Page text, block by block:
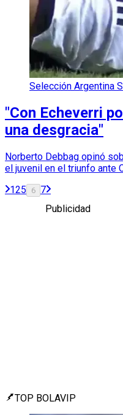
Selección Argentina
"Con Echeverri
una desgracia"
Norberto Debbag opinó
el juvenil en el triunfo ante
125 6 7
Publicidad
TOP BOLAVIP